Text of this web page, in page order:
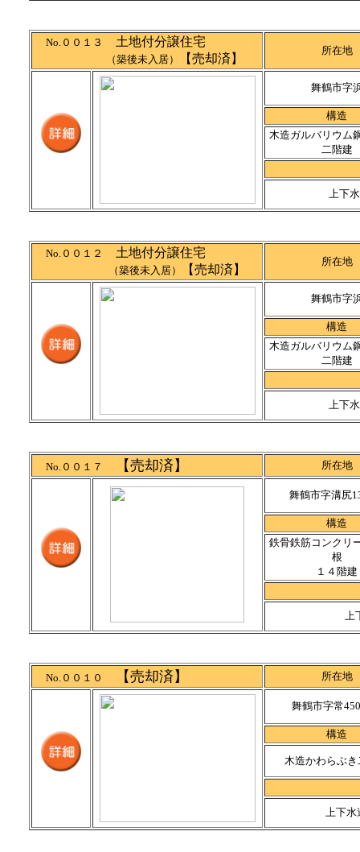
No.００１３ 土地付分譲住宅
（築後未入居） 【売却済】
所在地
舞鶴市字
構造
木造ガルバリウム
二階建
上下
No.００１２ 土地付分譲住宅
（築後未入居） 【売却済】
所在地
舞鶴市字
構造
木造ガルバリウム
二階建
上下
No.００１７ 【売却済】 所在地
舞鶴市字溝尻
構造
鉄骨鉄筋コンクリ
根
１４階建
上
No.００１０ 【売却済】 所在地
舞鶴市字常
構造
木造かわらぶき
上下水